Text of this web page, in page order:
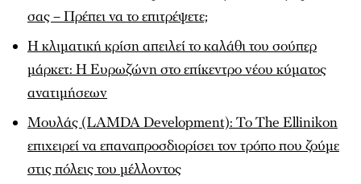
σας – Πρέπει να το επιτρέψετε;
Η κλιματική κρίση απειλεί το καλάθι του σούπερ
μάρκετ: Η Ευρωζώνη στο επίκεντρο νέου κύματος
ανατιμήσεων
Μουλάς (LAMDA Development): To The Ellinikon
επιχειρεί να επαναπροσδιορίσει τον τρόπο που ζούμε
στις πόλεις του μέλλοντος